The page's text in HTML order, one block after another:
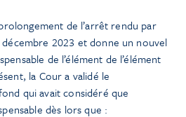
de l’arrêt rendu par
décembre 2023 et donne un nouvel
de l’élément de l’élément
la Cour a validé le
qui avait considéré que
dès lors que :